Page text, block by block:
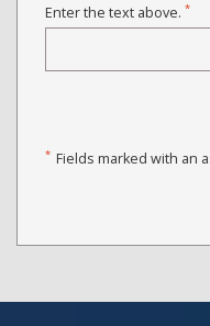
Enter the text above. *
* Fields marked with an